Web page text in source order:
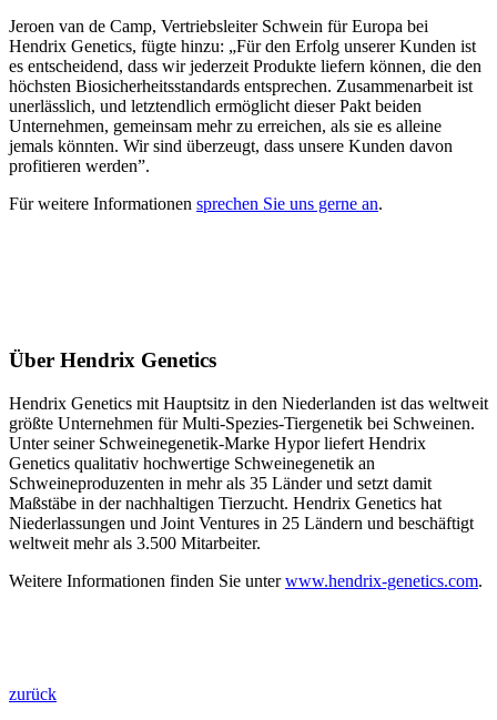
Jeroen van de Camp, Vertriebsleiter Schwein für Europa bei
Hendrix Genetics, fügte hinzu: „Für den Erfolg unserer Kunden ist
es entscheidend, dass wir jederzeit Produkte liefern können, die den
höchsten Biosicherheitsstandards entsprechen. Zusammenarbeit ist
unerlässlich, und letztendlich ermöglicht dieser Pakt beiden
Unternehmen, gemeinsam mehr zu erreichen, als sie es alleine
jemals könnten. Wir sind überzeugt, dass unsere Kunden davon
profitieren werden”.
Für weitere Informationen sprechen Sie uns gerne an.
Über Hendrix Genetics
Hendrix Genetics mit Hauptsitz in den Niederlanden ist das weltweit
größte Unternehmen für Multi-Spezies-Tiergenetik bei Schweinen.
Unter seiner Schweinegenetik-Marke Hypor liefert Hendrix
Genetics qualitativ hochwertige Schweinegenetik an
Schweineproduzenten in mehr als 35 Länder und setzt damit
Maßstäbe in der nachhaltigen Tierzucht. Hendrix Genetics hat
Niederlassungen und Joint Ventures in 25 Ländern und beschäftigt
weltweit mehr als 3.500 Mitarbeiter.
Weitere Informationen finden Sie unterwww.hendrix-genetics.com.
zurück